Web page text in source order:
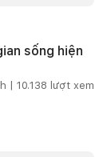
sống hiện
| 10.138 lượt xem